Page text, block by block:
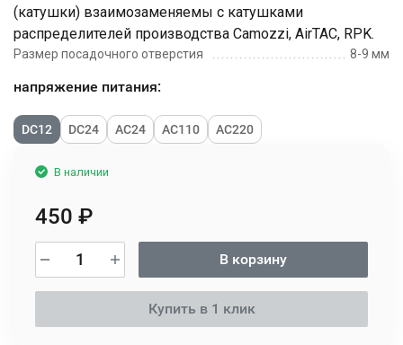
(катушки) взаимозаменяемы с катушками
распределителей производства Camozzi, AirTAC, RPK.
Размер посадочного отверстия 8-9 мм
напряжение питания:
DC12 DC24 АС24 AC110 AC220
В наличии
450 ₽
В корзину
Купить в 1 клик